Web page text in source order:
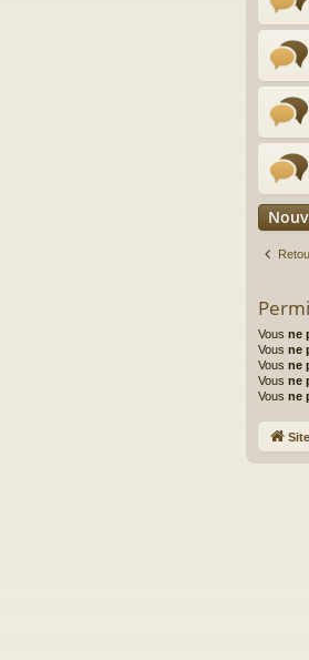
Vous ne
Vous ne
Vous ne
Vous ne
Vous ne